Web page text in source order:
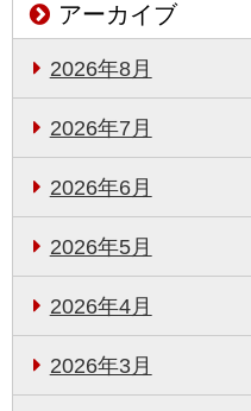
アーカイブ
2026年8月
2026年7月
2026年6月
2026年5月
2026年4月
2026年3月